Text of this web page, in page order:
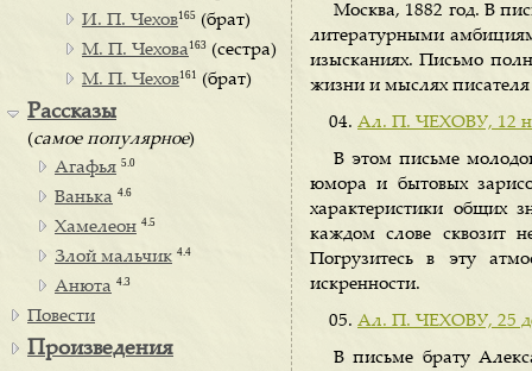
Москва, 1882 год. В
литературными
изысканиях. Письмо
жизни и мыслях писателя
Ал. П. ЧЕХОВУ, 12
В этом письме
юмора и бытовых
характеристики общих
каждом слове сквозит
Погрузитесь в эту
искренности.
Ал. П. ЧЕХОВУ, 25
В письме брату
И. П. Чехов165 (брат)
М. П. Чехова 163 (сестра)
М. П. Чехов161 (брат)
Рассказы
(самое популярное)
Агафья 5.0
Ванька 4.6
Хамелеон 4.5
Злой мальчик 4.4
Анюта 4.3
Повести
Произведения